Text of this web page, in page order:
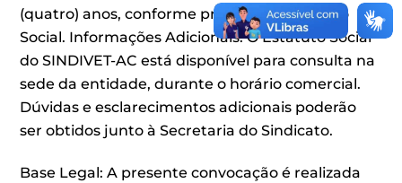
(quatro) anos, conforme previsto no Estatuto
Social. Informações Adicionais: O Estatuto Social
do SINDIVET-AC está disponível para consulta na
sede da entidade, durante o horário comercial.
Dúvidas e esclarecimentos adicionais poderão
ser obtidos junto à Secretaria do Sindicato.
Base Legal: A presente convocação é realizada